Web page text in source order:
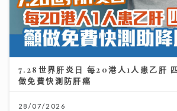
7.28世界肝炎日 每20港人1人患乙肝
做免費快測防肝癌
28/07/2026